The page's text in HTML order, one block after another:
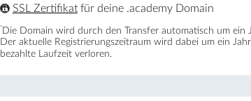
SSL Zertifikatfür deine .academy Domain
* Die Domain wird durch den Transfer automatisch um ein
Der aktuelle Registrierungs­zeitraum wird dabei um ein
bezahlte Laufzeit verloren.